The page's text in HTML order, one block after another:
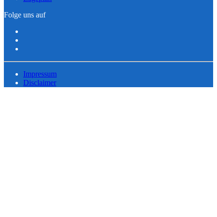
Folge uns auf
Impressum
Disclaimer